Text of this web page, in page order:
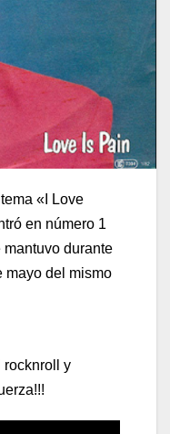
«I Love
en número 1
durante
mayo del mismo
rocknroll y